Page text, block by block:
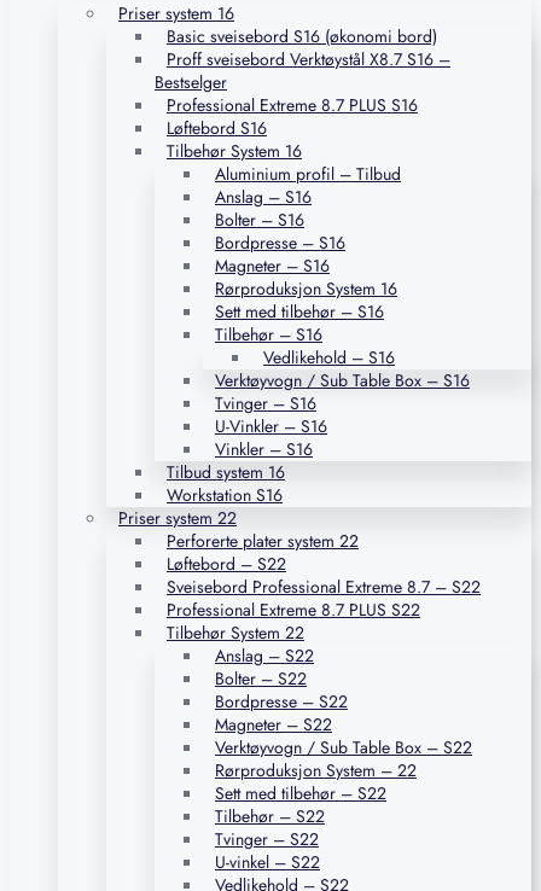
Priser system 16
Basic sveisebord S16 (økonomi bord)
Proff sveisebord Verktøystål X8.7 S16 –
Bestselger
Professional Extreme 8.7 PLUS S16
Løftebord S16
Tilbehør System 16
Aluminium profil – Tilbud
Anslag – S16
Bolter – S16
Bordpresse – S16
Magneter – S16
Rørproduksjon System 16
Sett med tilbehør – S16
Tilbehør – S16
Vedlikehold – S16
Verktøyvogn / Sub Table Box – S16
Tvinger – S16
U-Vinkler – S16
Vinkler – S16
Tilbud system 16
Workstation S16
Priser system 22
Perforerte plater system 22
Løftebord – S22
Sveisebord Professional Extreme 8.7 – S22
Professional Extreme 8.7 PLUS S22
Tilbehør System 22
Anslag – S22
Bolter – S22
Bordpresse – S22
Magneter – S22
Verktøyvogn / Sub Table Box – S22
Rørproduksjon System – 22
Sett med tilbehør – S22
Tilbehør – S22
Tvinger – S22
U-vinkel – S22
Vedlikehold – S22